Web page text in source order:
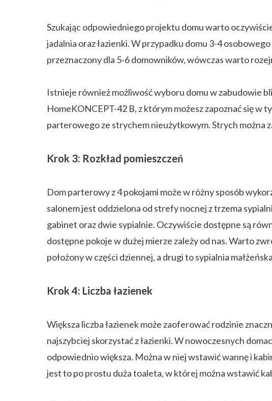
Szukając odpowiedniego projektu domu warto
jadalnia oraz łazienki. W przypadku domu 3-4
przeznaczony dla 5-6 domowników, wówczas warto
Istnieje również możliwość wyboru domu w zabudowie
HomeKONCEPT-42 B, z którym możesz zapoznać się w
parterowego ze strychem nieużytkowym. Strych można
Krok 3: Rozkład pomieszczeń
Dom parterowy z 4 pokojami może w różny sposób
salonem jest oddzielona od strefy nocnej z trzema
gabinet oraz dwie sypialnie. Oczywiście dostępne są
dostępne pokoje w dużej mierze zależy od nas. Warto
położony w części dziennej, a drugi to sypialnia
Krok 4: Liczba łazienek
Większa liczba łazienek może zaoferować rodzinie
najszybciej skorzystać z łazienki. W nowoczesnych
odpowiednio większa. Można w niej wstawić wannę i
jest to po prostu duża toaleta, w której można wstawić